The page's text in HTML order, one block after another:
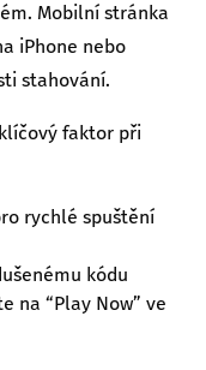
Mobilní stránka
iPhone nebo
stahování.
faktor při
rychlé spuštění
kódu
na “Play Now” ve